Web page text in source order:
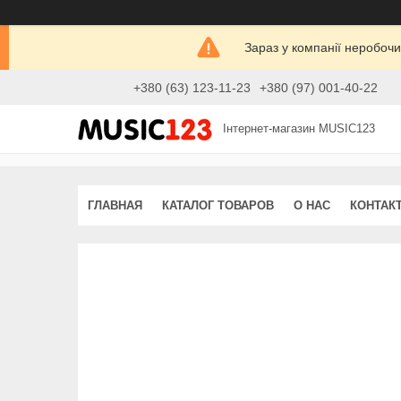
Зараз у компанії
+380 (63) 123-11-23 +380 (97) 001-40-22
Інтернет-магазин MUSIC123
ГЛАВНАЯ КАТАЛОГ ТОВАРОВ О НАС